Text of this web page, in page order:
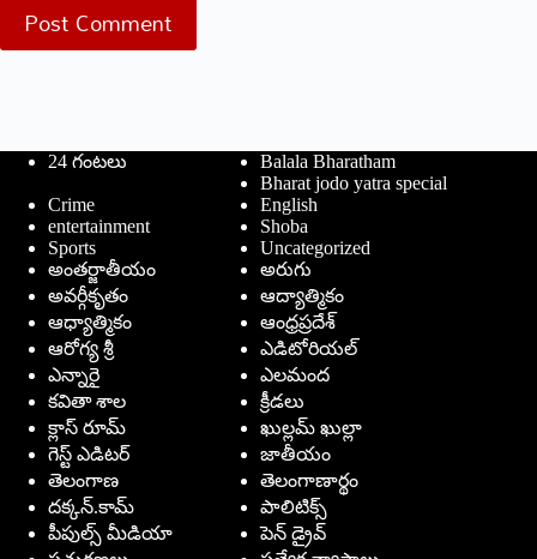
Post Comment
24 గంటలు
Balala Bharatham
Bharat jodo yatra special
Crime
English
entertainment
Shoba
Sports
Uncategorized
అంతర్జాతీయం
అరుగు
అవర్గీకృతం
ఆద్యాత్మికం
ఆధ్యాత్మికం
ఆంధ్రప్రదేశ్
ఆరోగ్య శ్రీ
ఎడిటోరియల్
ఎన్నారై
ఎలమంద
కవితా శాల
క్రీడలు
క్లాస్ రూమ్
ఖుల్లమ్ ఖుల్లా
గెస్ట్ ఎడిటర్
జాతీయం
తెలంగాణ
తెలంగాణార్థం
దక్కన్.కామ్
పాలిటిక్స్
పీపుల్స్ ‌మీడియా
పెన్ డ్రైవ్